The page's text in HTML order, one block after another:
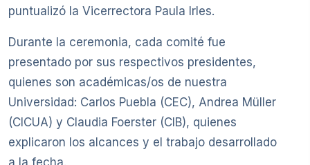
puntualizó la Vicerrectora Paula Irles.
Durante la ceremonia, cada comité fue
presentado por sus respectivos presidentes,
quienes son académicas/os de nuestra
Universidad: Carlos Puebla (CEC), Andrea Müller
(CICUA) y Claudia Foerster (CIB), quienes
explicaron los alcances y el trabajo desarrollado